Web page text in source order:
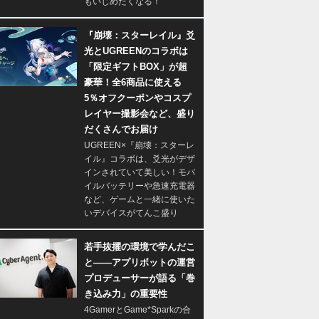
『崩壊：スターレイル』爻
光とUGREENのコラボは
「限定ギフトBOX」が超
豪華！全6商品に使える
5％オフクーポンやコスプ
レイヤー撮影会など、盛り
だくさんでお届け
UGREEN×『崩壊：スターレ
イル』コラボは、爻光がデザ
インされていて美しい！モバ
イルバッテリーや急速充電器
など、ゲームと一緒に使いた
いデバイスがてんこ盛り
若手抜擢の環境で学んだこ
と――アプリボットの運営
プロデューサーが語る「巻
き込み力」の重要性
4GamerとGame*Sparkの合